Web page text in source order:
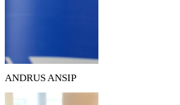
ANDRUS ANSIP